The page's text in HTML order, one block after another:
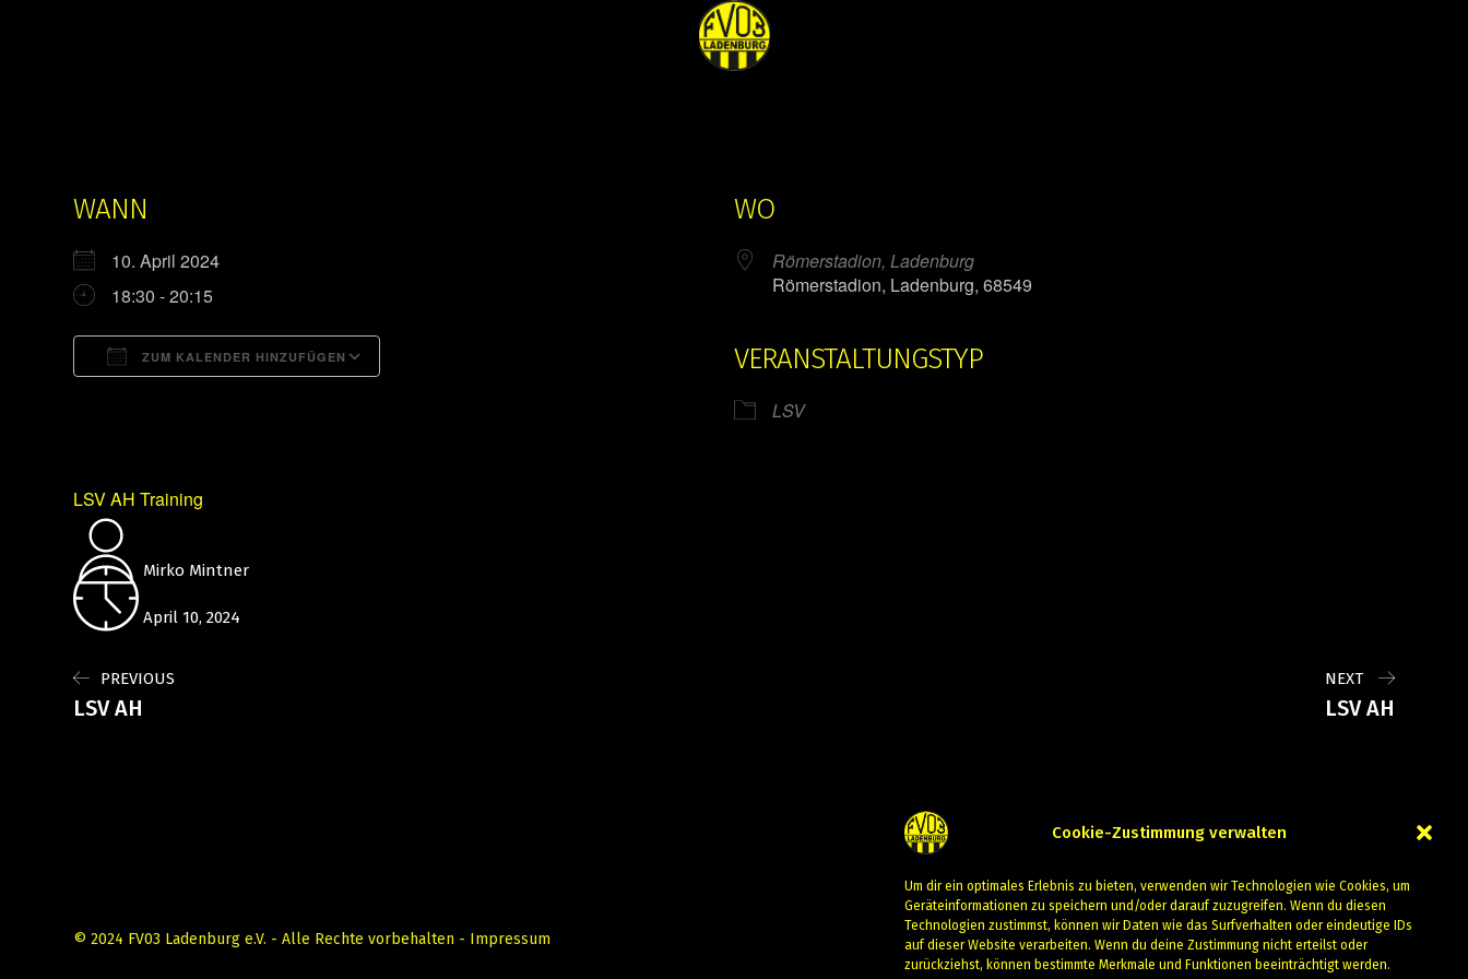
Cookie-Zustimmung verwalten
Um dir ein optimales Erlebnis zu bieten, verwenden wir Technologien wie Cookies, um
Geräteinformationen zu speichern und/oder darauf zuzugreifen. Wenn du diesen
Technologien zustimmst, können wir Daten wie das Surfverhalten oder eindeutige IDs
auf dieser Website verarbeiten. Wenn du deine Zustimmung nicht erteilst oder
zurückziehst, können bestimmte Merkmale und Funktionen beeinträchtigt werden.
WANN
10. April 2024
18:30 - 20:15
ZUM KALENDER HINZUFÜGEN
iCalendar
WO
Römerstadion, Ladenburg
Römerstadion, Ladenburg, 68549
VERANSTALTUNGSTYP
LSV
LSV AH Training
Mirko Mintner
April 10, 2024
PREVIOUS
LSV AH
NEXT
LSV AH
© 2024 FV03 Ladenburg e.V. - Alle Rechte vorbehalten - Impressum